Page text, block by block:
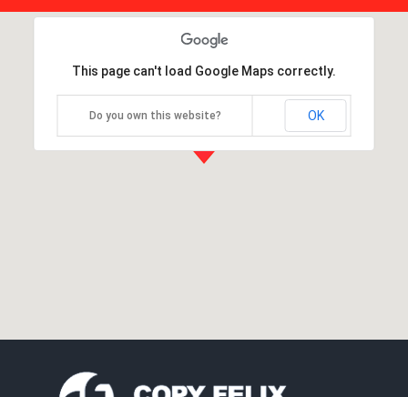
This page can't load Google Maps correctly.
Do you own this website? OK